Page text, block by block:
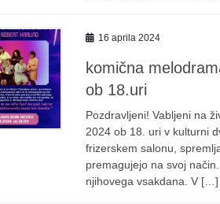
16 aprila 2024
komična
ob 18.uri
Pozdravljeni! Vabljeni na
2024 ob 18. uri v kulturni
frizerskem salonu,
premagujejo na svoj
njihovega vsakdana. V […]